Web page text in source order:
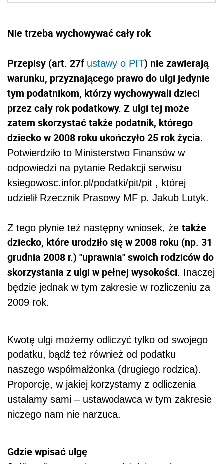
Nie trzeba wychowywać cały rok
Przepisy (art. 27f ustawy o PIT) nie zawierają
warunku, przyznającego prawo do ulgi jedynie
tym podatnikom, którzy wychowywali dzieci
przez cały rok podatkowy. Z ulgi tej może
zatem skorzystać także podatnik, którego
dziecko w 2008 roku ukończyło 25 rok życia.
Potwierdziło to Ministerstwo Finansów w
odpowiedzi na pytanie Redakcji serwisu
ksiegowosc.infor.pl/podatki/pit/pit , której
udzielił Rzecznik Prasowy MF p. Jakub Lutyk.
Z tego płynie też następny wniosek, że także
dziecko, które urodziło się w 2008 roku (np. 31
grudnia 2008 r.) "uprawnia" swoich rodziców do
skorzystania z ulgi w pełnej wysokości. Inaczej
będzie jednak w tym zakresie w rozliczeniu za
2009 rok.
Kwotę ulgi możemy odliczyć tylko od swojego
podatku, bądź też również od podatku
naszego współmałżonka (drugiego rodzica).
Proporcję, w jakiej korzystamy z odliczenia
ustalamy sami – ustawodawca w tym zakresie
niczego nam nie narzuca.
Gdzie wpisać ulgę